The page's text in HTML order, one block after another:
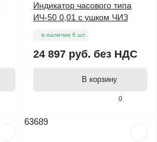
0
Индикатор часового типа
ИЧ-50 0,01 с ушком ЧИЗ
в наличии 6 шт.
24 897 руб. без НДС
В корзину
63689